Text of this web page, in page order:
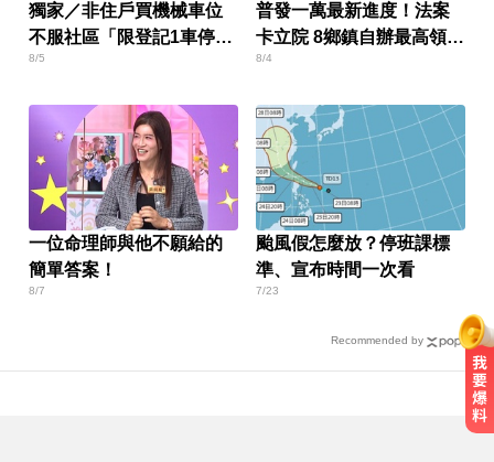
獨家／非住戶買機械車位
不服社區「限登記1車停」
報警
8/5
普發一萬最新進度！法案
卡立院 8鄉鎮自辦最高領1
萬
8/4
一位命理師與他不願給的
簡單答案！
8/7
颱風假怎麼放？停班課標
準、宣布時間一次看
7/23
Recommended by